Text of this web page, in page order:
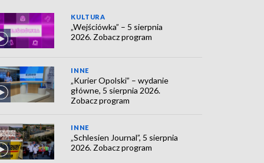
KULTURA
„Wejściówka” – 5 sierpnia
2026. Zobacz program
INNE
„Kurier Opolski” – wydanie
główne, 5 sierpnia 2026.
Zobacz program
INNE
„Schlesien Journal”, 5 sierpnia
2026. Zobacz program